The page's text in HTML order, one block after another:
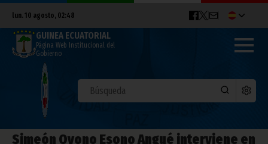
lun. 10 agosto, 02:48
GUINEA ECUATORIAL
Página Web Institucional del
Gobierno
Simeón Oyono Esono Angué interviene en